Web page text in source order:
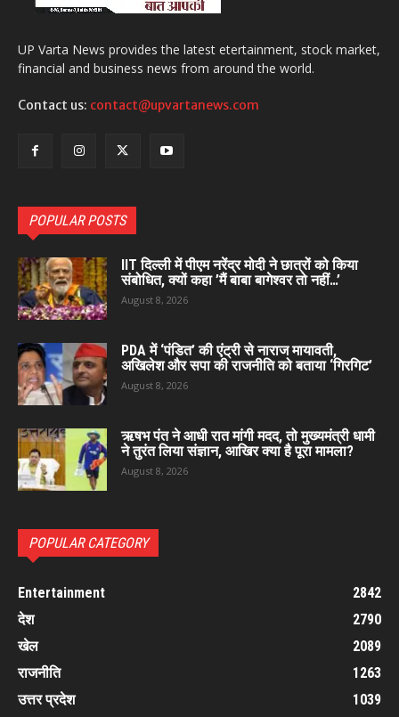
UP Varta News provides the latest etertainment, stock market,
financial and business news from around the world.
Contact us: contact@upvartanews.com
POPULAR POSTS
IIT दिल्ली में पीएम नरेंद्र मोदी ने छात्रों को किया
संबोधित, क्यों कहा ’मैं बाबा बागेश्वर तो नहीं…’
August 8, 2026
PDA में ‘पंडित’ की एंट्री से नाराज मायावती,
अखिलेश और सपा की राजनीति को बताया ‘गिरगिट’
August 8, 2026
ऋषभ पंत ने आधी रात मांगी मदद, तो मुख्यमंत्री धामी
ने तुरंत लिया संज्ञान, आखिर क्या है पूरा मामला?
August 8, 2026
POPULAR CATEGORY
Entertainment
2842
देश
2790
खेल
2089
राजनीति
1263
उत्तर प्रदेश
1039